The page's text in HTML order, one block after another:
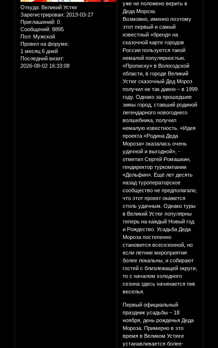
Откуда: Великий Устюг
Зарегистрирован: 2013-03-27
Приглашений: 0
Сообщений: 8895
Пол: Мужской
Провел на форуме:
1 месяц 6 дней
Последний визит:
2026-08-02 16:33:08
уже не положено верить в
Деда Мороза.
Возможно, именно поэтому
этот первый и самый
известный «бренд» на
сказочной карте городов
России пользуется такой
немалой популярностью.
«Прописку» в Вологодской
области, в городе Великий
Устюг сказочный Дед Мороз
получил не так давно – в 1999
году. Однако за прошедшие
зимы город, ставший родиной
легендарного новогоднего
волшебника, получил
немалую известность. «Идея
проекта «Родина Деда
Мороза» оказалась очень
удачной и выгодной», -
отметил Сергей Ромашкин,
гендиректор туркомпании
«Дельфин». Ещё лет десять
назад туроператорское
сообщество не предполагало,
что этот проект окажется
столь удачным. Однако туры
в Великий Устюг популярны
теперь на каждый Новый год
и Рождество. Усадьба Деда
Мороза постепенно
становится всесезонной, но
если летние мероприятия
более локальны, и собирают
гостей с близлежащей округи,
то с началом холодного
сезона здесь начинается пик
веселья.
Первый официальный
праздник усадьбы – 18
ноября, день рожденья Деда
Мороза. Примерно в это
время в Великом Устюге
устанавливается более-